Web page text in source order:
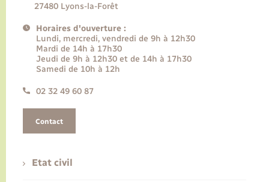
27480 Lyons-la-Forêt
Horaires d'ouverture :
Lundi, mercredi, vendredi de 9h à 12h30
Mardi de 14h à 17h30
Jeudi de 9h à 12h30 et de 14h à 17h30
Samedi de 10h à 12h
02 32 49 60 87
Contact
Etat civil